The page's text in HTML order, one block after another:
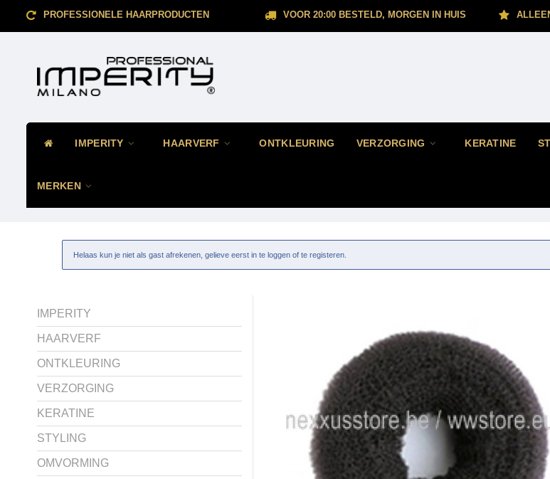
PROFESSIONELE HAARPRODUCTEN VOOR 20:00 BESTELD, MORGEN IN HUIS
IMPERITY HAARVERF ONTKLEURING VERZORGING KERATINE
MERKEN
Helaas kun je niet als gast afrekenen, gelieve eerst in te loggen of te registeren.
IMPERITY
HAARVERF
ONTKLEURING
VERZORGING
KERATINE
STYLING
OMVORMING